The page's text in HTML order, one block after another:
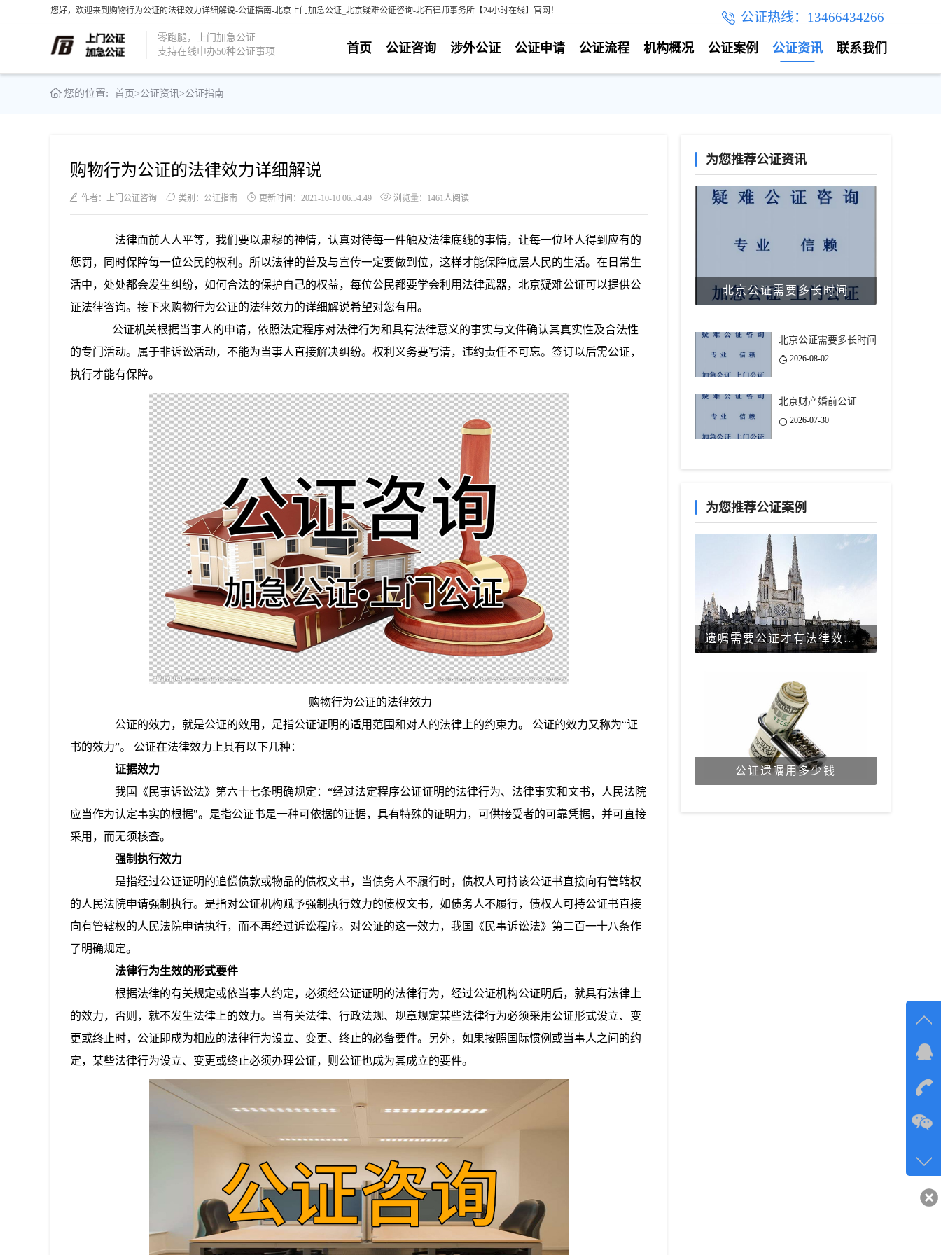
您好，欢迎来到购物行为公证的法律效力详细解说-公证指南-北京上门加急公证_北京疑难公证咨询-北石律师事务所【24小时在线】官网！ 公证热线：13466434266
零跑腿，上门加急公证
支持在线申办50种公证事项
联系我们
公证资讯
公证案例
机构概况
公证流程
公证申请
涉外公证
公证咨询
首页
您的位置: 首页>公证资讯>公证指南
购物行为公证的法律效力详细解说
作者：上门公证咨询 类别：公证指南 更新时间：2021-10-10 06:54:49 浏览量：1461人阅读
法律面前人人平等，我们要以肃穆的神情，认真对待每一件触及法律底线的事情，让每一位坏人得到应有的
惩罚，同时保障每一位公民的权利。所以法律的普及与宣传一定要做到位，这样才能保障底层人民的生活。在日常生
活中，处处都会发生纠纷，如何合法的保护自己的权益，每位公民都要学会利用法律武器，北京疑难公证可以提供公
证法律咨询。接下来购物行为公证的法律效力的详细解说希望对您有用。
公证机关根据当事人的申请，依照法定程序对法律行为和具有法律意义的事实与文件确认其真实性及合法性
的专门活动。属于非诉讼活动，不能为当事人直接解决纠纷。权利义务要写清，违约责任不可忘。签订以后需公证，
执行才能有保障。
购物行为公证的法律效力
公证的效力，就是公证的效用，足指公证证明的适用范围和对人的法律上的约束力。 公证的效力又称为“证
书的效力”。 公证在法律效力上具有以下几种：
证据效力
我国《民事诉讼法》第六十七条明确规定：“经过法定程序公证证明的法律行为、法律事实和文书，人民法院
应当作为认定事实的根据"。是指公证书是一种可依据的证据，具有特殊的证明力，可供接受者的可靠凭据，并可直接
采用，而无须核查。
强制执行效力
是指经过公证证明的追偿债款或物品的债权文书，当债务人不履行时，债权人可持该公证书直接向有管辖权
的人民法院申请强制执行。是指对公证机构赋予强制执行效力的债权文书，如债务人不履行，债权人可持公证书直接
向有管辖权的人民法院申请执行，而不再经过诉讼程序。对公证的这一效力，我国《民事诉讼法》第二百一十八条作
了明确规定。
法律行为生效的形式要件
根据法律的有关规定或依当事人约定，必须经公证证明的法律行为，经过公证机构公证明后，就具有法律上
的效力，否则，就不发生法律上的效力。当有关法律、行政法规、规章规定某些法律行为必须采用公证形式设立、变
更或终止时，公证即成为相应的法律行为设立、变更、终止的必备要件。另外，如果按照国际惯例或当事人之间的约
定，某些法律行为设立、变更或终止必须办理公证，则公证也成为其成立的要件。
为您推荐公证资讯
北京公证需要多长时间
北京公证需要多长时间
2026-08-02
北京财产婚前公证
2026-07-30
为您推荐公证案例
遗嘱需要公证才有法律效力吗？
公证遗嘱用多少钱
在线
咨询
客服